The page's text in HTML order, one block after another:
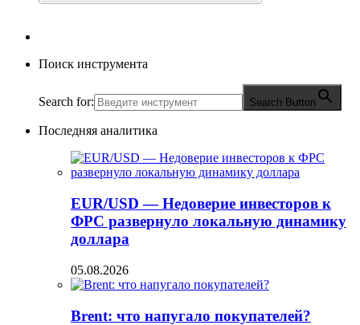
Поиск инструмента
Search for: Search Button
Последняя аналитика
EUR/USD — Недоверие инвесторов к
ФРС развернуло локальную динамику
доллара
05.08.2026
Brent: что напугало покупателей?